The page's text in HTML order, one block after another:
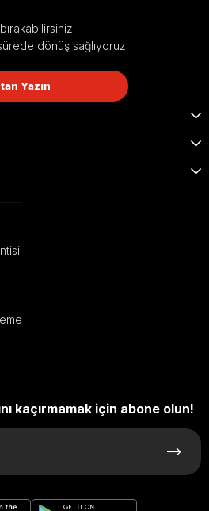
dönüş sağlıyoruz.
Yazın
kaçırmamak için abone olun!